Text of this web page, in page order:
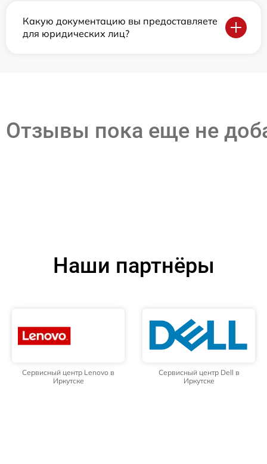
Какую документацию вы предоставляете
для юридических лиц?
Отзывы пока еще не
Наши партнёры
Сервисный центр Lenovo в
Иркутске
Сервисный центр Dell в
Иркутске